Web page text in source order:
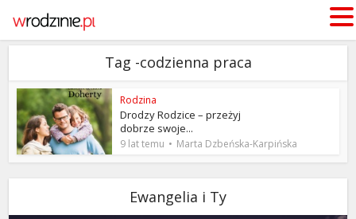
Tag -codzienna praca
Rodzina
Drodzy Rodzice – przeżyj
dobrze swoje...
9 lat temu Marta Dzbeńska-Karpińska
Ewangelia i Ty